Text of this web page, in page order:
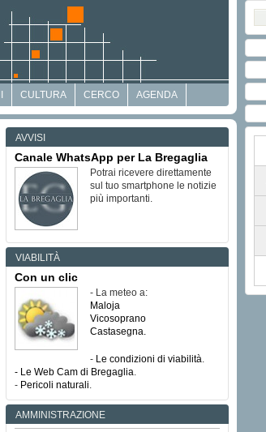
CULTURA CERCO AGENDA
AVVISI
Canale WhatsApp per La Bregaglia
Potrai ricevere direttamente
sul tuo smartphone le notizie
più importanti.
VIABILITÀ
Con un clic
- La meteo a:
Maloja
Vicosoprano
Castasegna.
- Le condizioni di viabilità.
- Le Web Cam di Bregaglia.
- Pericoli naturali.
AMMINISTRAZIONE